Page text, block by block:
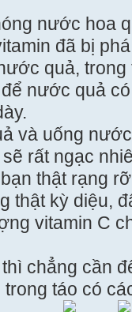
nước hoa
đã bị
quả,
nước quả
và uống
rất ngạc
thật rạng
thật kỳ diệu,
vitamin C
chẳng cần
táo có